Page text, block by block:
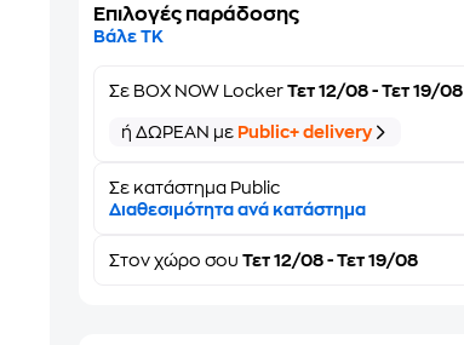
Επιλογές παράδοσης
Βάλε ΤΚ
Σε BOX NOW Locker Τετ 12/08 - Τετ 19/08
ή ΔΩΡΕΑΝ με Public+ delivery
Σε κατάστημα Public
Διαθεσιμότητα ανά κατάστημα
Στονχώρο σου Τετ 12/08 - Τετ 19/08